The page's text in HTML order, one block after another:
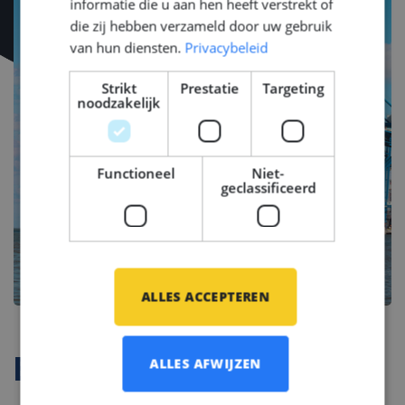
Bedrijfsprofiel
informatie die u aan hen heeft verstrekt of
die zij hebben verzameld door uw gebruik
van hun diensten. Privacybeleid
Strikt
noodzakelijk
Prestatie Targeting
Functioneel
Niet-
geclassificeerd
ALLES ACCEPTEREN
ALLES AFWIJZEN